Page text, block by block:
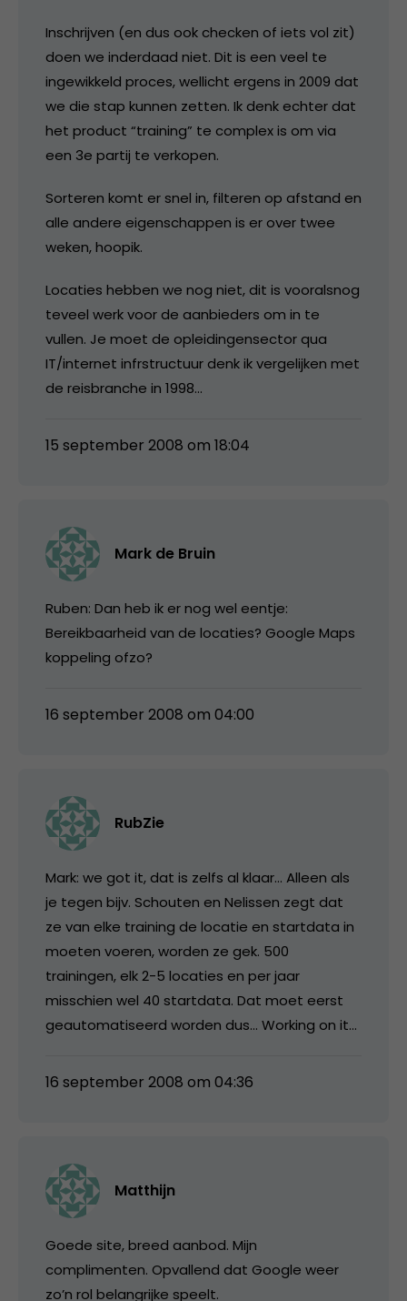
Inschrijven (en dus ook checken of iets vol zit)
doen we inderdaad niet. Dit is een veel te
ingewikkeld proces, wellicht ergens in 2009 dat
we die stap kunnen zetten. Ik denk echter dat
het product “training” te complex is om via
een 3e partij te verkopen.
Sorteren komt er snel in, filteren op afstand en
alle andere eigenschappen is er over twee
weken, hoopik.
Locaties hebben we nog niet, dit is vooralsnog
teveel werk voor de aanbieders om in te
vullen. Je moet de opleidingensector qua
IT/internet infrstructuur denk ik vergelijken met
de reisbranche in 1998…
15 september 2008 om 18:04
Mark de Bruin
Ruben: Dan heb ik er nog wel eentje:
Bereikbaarheid van de locaties? Google Maps
koppeling ofzo?
16 september 2008 om 04:00
RubZie
Mark: we got it, dat is zelfs al klaar… Alleen als
je tegen bijv. Schouten en Nelissen zegt dat
ze van elke training de locatie en startdata in
moeten voeren, worden ze gek. 500
trainingen, elk 2-5 locaties en per jaar
misschien wel 40 startdata. Dat moet eerst
geautomatiseerd worden dus… Working on it…
16 september 2008 om 04:36
Matthijn
Goede site, breed aanbod. Mijn
complimenten. Opvallend dat Google weer
zo’n rol belangrijke speelt.